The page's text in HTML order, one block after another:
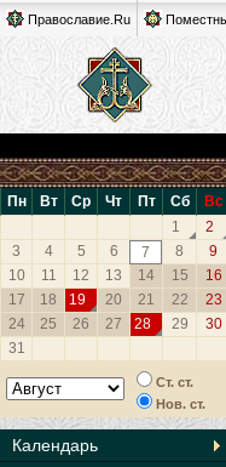
Православие.Ru
Пн Вт Ср Чт Пт Сб
Вс
1
2
3
4 5 6 7 8
9
10
11 12 13 14 15
16
17
18 19 20 21 22
23
24
25 26 27 28 29
30
31
Ст. ст.
Нов. ст.
Календарь